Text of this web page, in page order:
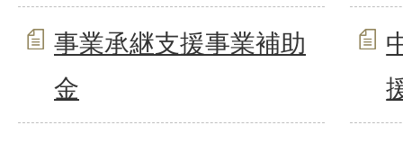
事業承継支援事業補助
金